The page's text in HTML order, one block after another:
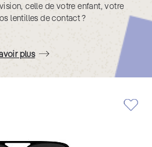
celle de votre enfant, votre
lentilles de contact ?
plus